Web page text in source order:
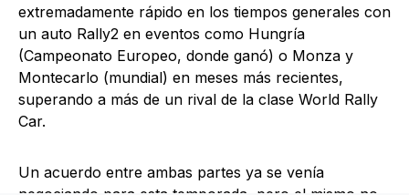
extremadamente rápido en los tiempos generales con
un auto Rally2 en eventos como Hungría
(Campeonato Europeo, donde ganó) o Monza y
Montecarlo (mundial) en meses más recientes,
superando a más de un rival de la clase World Rally
Car.
Un acuerdo entre ambas partes ya se venía